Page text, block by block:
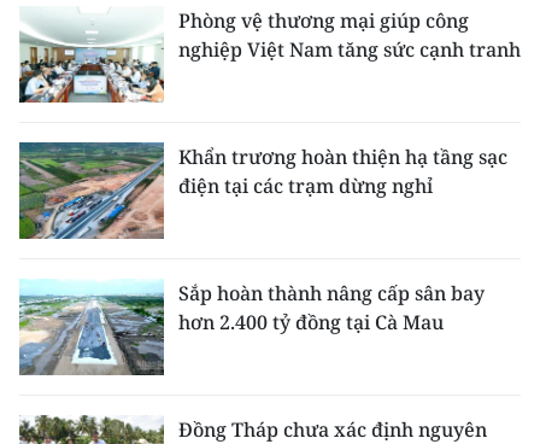
Phòng vệ thương mại giúp công
nghiệp Việt Nam tăng sức cạnh tranh
Khẩn trương hoàn thiện hạ tầng sạc
điện tại các trạm dừng nghỉ
Sắp hoàn thành nâng cấp sân bay
hơn 2.400 tỷ đồng tại Cà Mau
Đồng Tháp chưa xác định nguyên